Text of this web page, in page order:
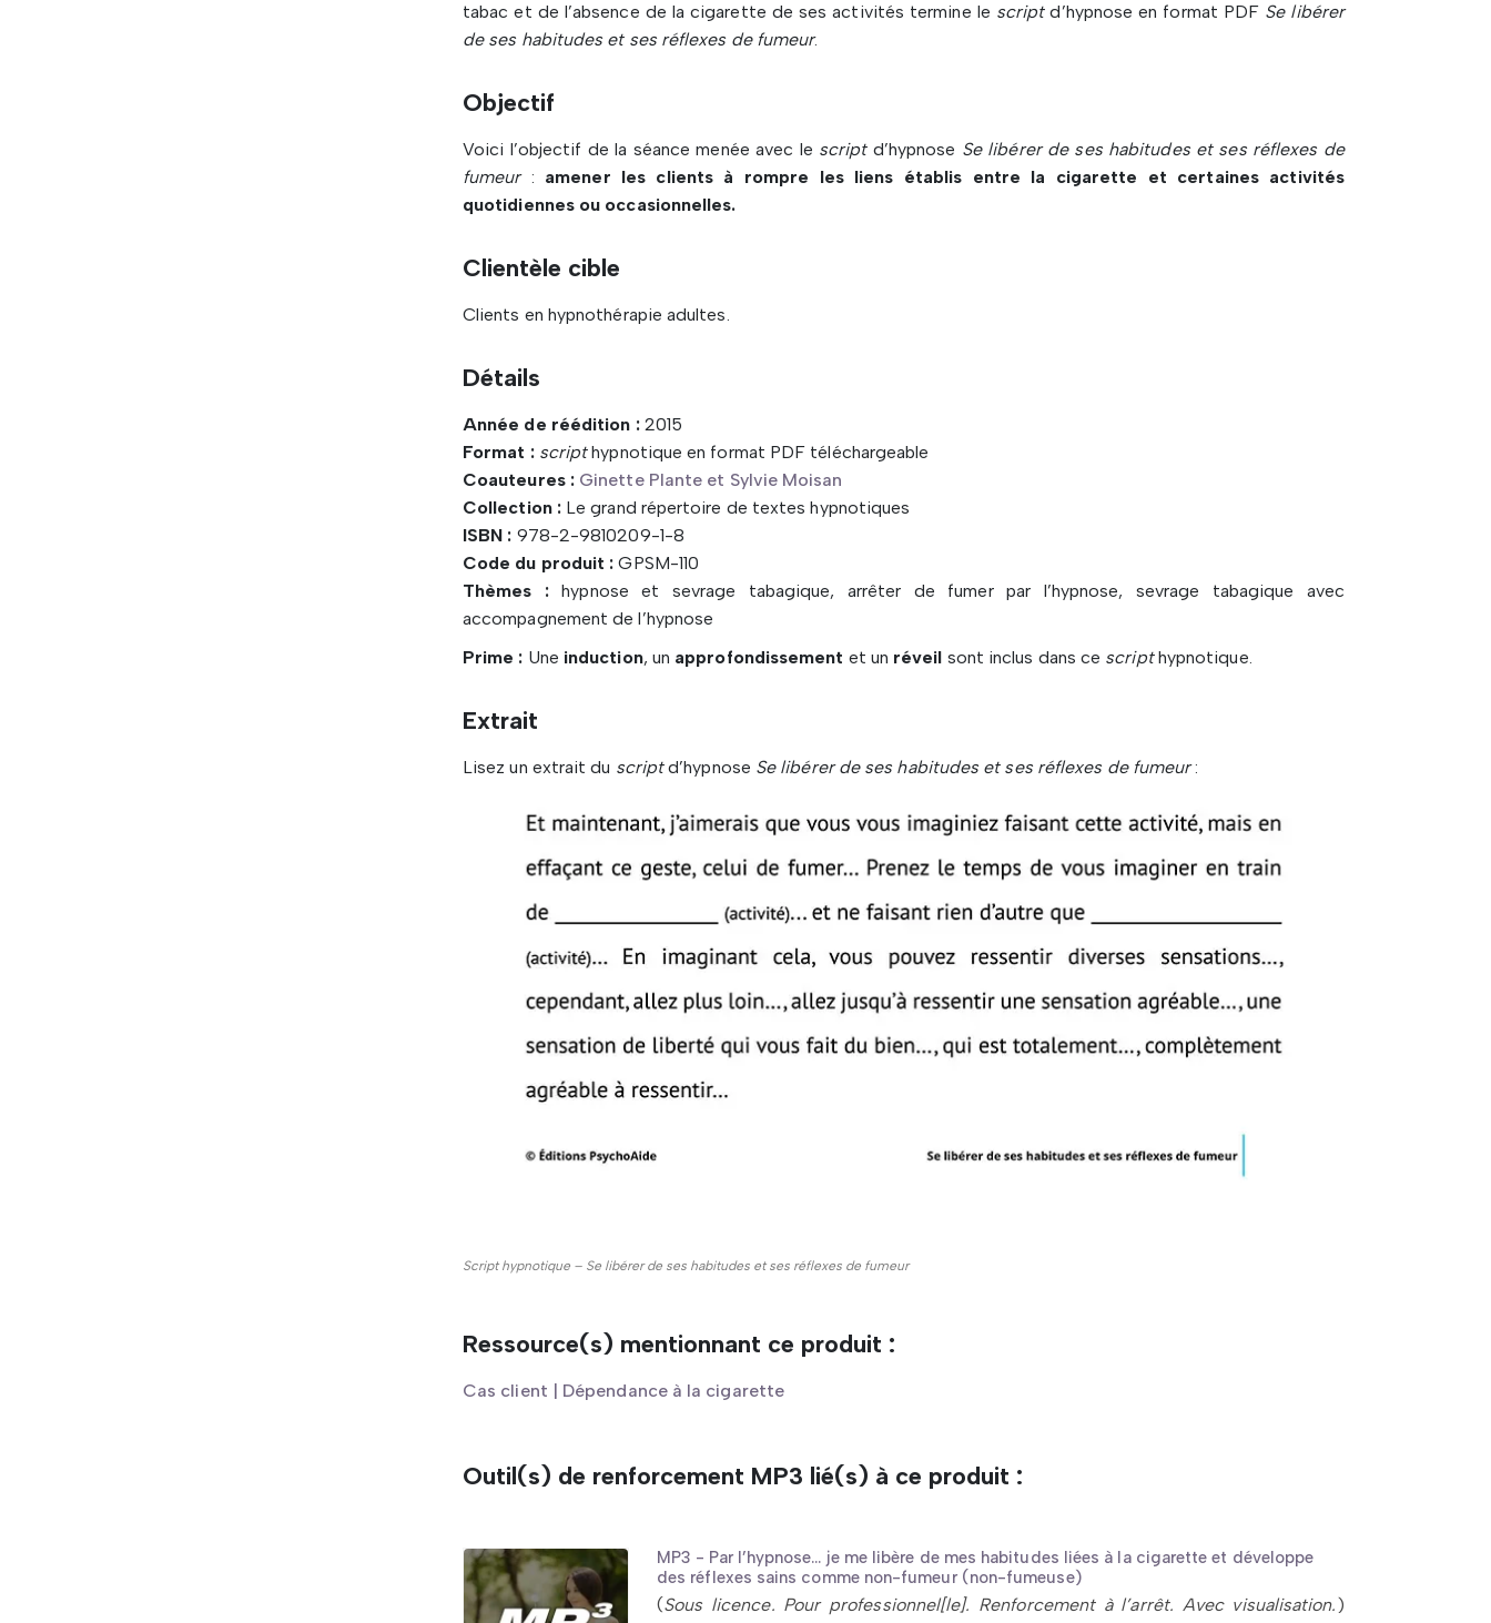
tabac et de l’absence de la cigarette de ses activités termine le scriptd’hypnose en format PDF Se libérer
de ses habitudes et ses réflexes de fumeur.
Objectif
Voici l’objectif de la séance menée avec le scriptd’hypnose Se libérer de ses habitudes et ses réflexes de
fumeur : amener les clients à rompre les liens établis entre la cigarette et certaines activités
quotidiennes ou occasionnelles.
Clientèle cible
Clients en hypnothérapie adultes.
Détails
Année de réédition :2015
Format : scripthypnotique en format PDF téléchargeable
Coauteures : Ginette Plante et Sylvie Moisan
Collection :Le grand répertoire de textes hypnotiques
ISBN : 978-2-9810209-1-8
Code du produit : GPSM-110
Thèmes :hypnose et sevrage tabagique, arrêter de fumer par l’hypnose, sevrage tabagique avec
accompagnement de l’hypnose
Prime : Une induction, un approfondissement et un réveil sont inclus dans ce scripthypnotique.
Extrait
Lisez un extrait du scriptd’hypnose Se libérer de ses habitudes et ses réflexes de fumeur:
Script hypnotique – Se libérer de ses habitudes et ses réflexes de fumeur
Ressource(s) mentionnant ce produit :
Cas client | Dépendance à la cigarette
Outil(s) de renforcement MP3 lié(s) à ce produit :
MP3 - Par l’hypnose… je me libère de mes habitudes liées à la cigarette et développe
des réflexes sains comme non-fumeur (non-fumeuse)
(Sous licence. Pour professionnel[le]. Renforcement à l’arrêt. Avec visualisation.)